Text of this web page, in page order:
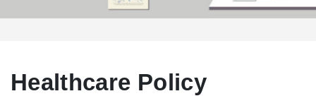
Healthcare Policy